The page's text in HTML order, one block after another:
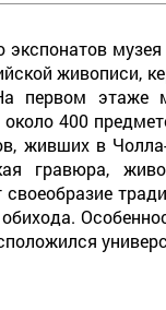
живописи,
первом этаже
400
живших в
гравюра,